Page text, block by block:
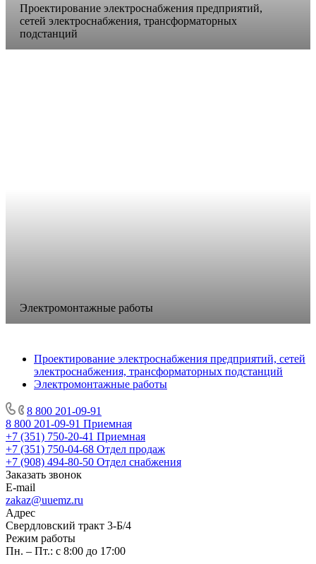
Проектирование электроснабжения предприятий,
сетей электроснабжения, трансформаторных
подстанций
Электромонтажные работы
Проектирование электроснабжения предприятий, сетей
электроснабжения, трансформаторных подстанций
Электромонтажные работы
8 800 201-09-91
8 800 201-09-91 Приемная
+7 (351) 750-20-41 Приемная
+7 (351) 750-04-68 Отдел продаж
+7 (908) 494-80-50 Отдел снабжения
Заказать звонок
E-mail
zakaz@uuemz.ru
Адрес
Свердловский тракт 3-Б/4
Режим работы
Пн. – Пт.: с 8:00 до 17:00